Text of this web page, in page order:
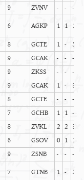
9 ZVNV - - -
6 AGKP 1 1 1
8 GCTE 1 - 5
9 GCAK - - -
9 ZKSS - - -
9 GCAK 1 - 3
8 GCTE - - -
7 GCHB 1 1 -
8 ZVKL 2 2 3
6 GSOV 0 1 1
9 ZSNB - - -
7 GTNB 1 - 2